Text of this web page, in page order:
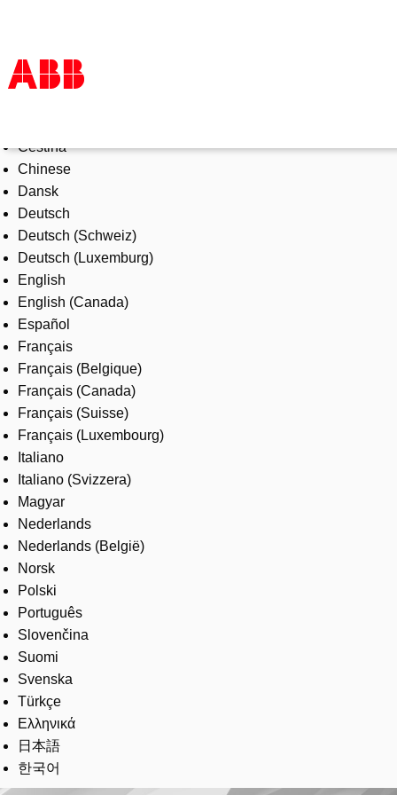
Products & Solutions
Industries
Services
About us
Where to buy
Contact us
Careers
Čeština
Chinese
Dansk
Deutsch
Deutsch (Schweiz)
Deutsch (Luxemburg)
English
English (Canada)
Español
Français
Français (Belgique)
Français (Canada)
Français (Suisse)
Français (Luxembourg)
Italiano
Italiano (Svizzera)
Magyar
Nederlands
Nederlands (België)
Norsk
Polski
Português
Slovenčina
Suomi
Svenska
Türkçe
Ελληνικά
日本語
한국어